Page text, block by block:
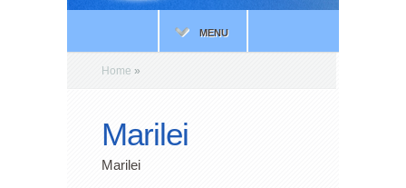
MENU
Home »
Marilei
Marilei